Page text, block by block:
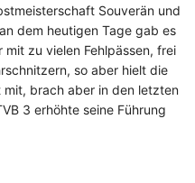
Souverän und
dem heutigen Tage gab es
zu vielen Fehlpässen, frei
so aber hielt die
brach aber in den letzten
3 erhöhte seine Führung